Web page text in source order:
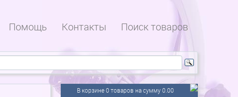
Помощь Контакты Поиск товаров
В корзине 0 товаров на сумму 0.00